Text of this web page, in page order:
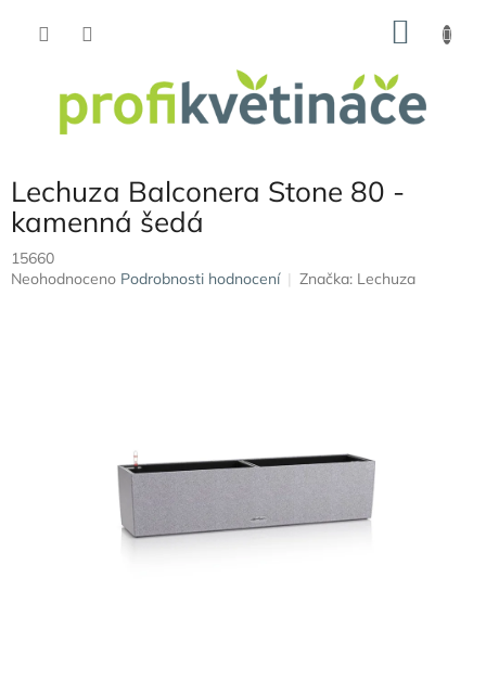
Lechuza Balconera Stone 80 -
kamenná šedá
15660
Průměrné
Neohodnoceno Podrobnosti hodnocení Značka: Lechuza